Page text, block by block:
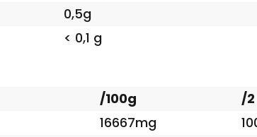
0,5g
< 0,1 g
/100g
/
16667mg